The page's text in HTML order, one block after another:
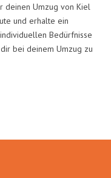
deinen Umzug von Kiel
und erhalte ein
Bedürfnisse
bei deinem Umzug zu